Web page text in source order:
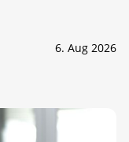
6. Aug 2026